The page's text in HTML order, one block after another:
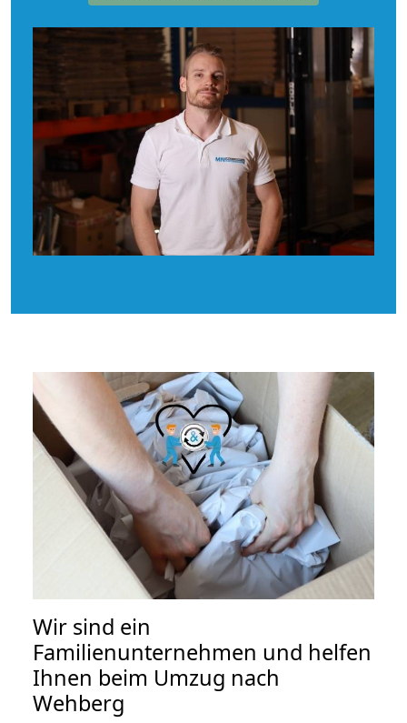
Wir sind ein
Familienunternehmen und helfen
Ihnen beim Umzug nach
Wehberg